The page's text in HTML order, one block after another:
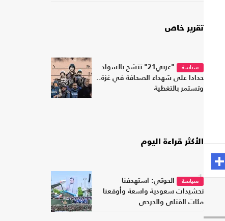
تقرير خاص
سياسة
"عربي21" تتشح بالسواد
حدادا على شهداء الصحافة في غزة..
وتستمر بالتغطية
الأكثر قراءة اليوم
1سياسة
الحوثي: استهدفنا
تحشيدات سعودية واسعة وأوقعنا
مئات القتلى والجرحى